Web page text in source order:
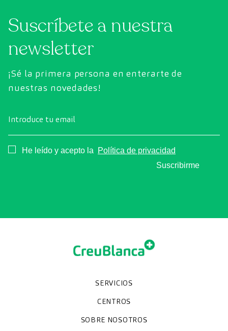
Suscríbete a nuestra
newsletter
¡Sé la primera persona en enterarte de
nuestras novedades!
Introduce tu email
Consentimiento
He leído y acepto la
Política de privacidad
Suscribirme
SERVICIOS
Especialidades
Diagnóstico por la imagen
Chequeos y revisiones médicas
Unidades especializadas
CENTROS
Clínica CreuBlanca
CreuBlanca Tarradellas
Diagnosis Médica
Hospital CreuBlanca Maresme
SOBRE NOSOTROS